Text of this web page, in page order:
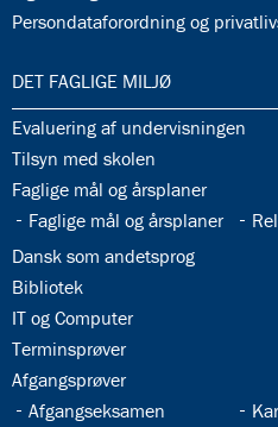
leksikon
5.0:
Internationalt
Bilingual
Department
5.2:
International
10.
klasse
5.3:
International
6.0:
ISJ
Musikskole
6.1:
Musikskolens
program
2026/2027
6.2:
Musikskolens
32.37:
Persondataforordning og
33.0:
DET FAGLIGE MILJØ
33.1:
Evaluering af undervisningen
33.2:
Tilsyn med skolen
33.3:
Faglige mål og årsplaner
33.4:
Faglige mål og årsplaner
33.6:
Dansk som andetsprog
33.7:
Bibliotek
33.8:
IT og Computer
33.9:
Terminsprøver
33.10:
Afgangsprøver
33.11:
Afgangseksamen